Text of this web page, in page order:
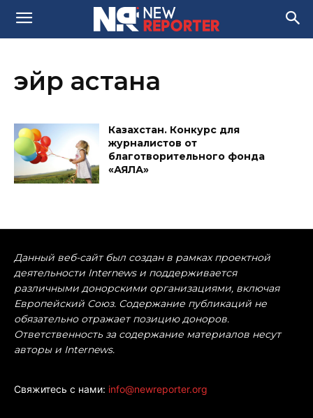
эйр астана
Казахстан. Конкурс для
журналистов от
благотворительного фонда
«АЯЛА»
Данный веб-сайт был создан в рамках проектной
деятельности Internews и поддерживается
различными донорскими организациями, включая
Европейский Союз. Содержание публикаций не
обязательно отражает позицию доноров.
Ответственность за содержание материалов несут
авторы и Internews.
Свяжитесь с нами: info@newreporter.org